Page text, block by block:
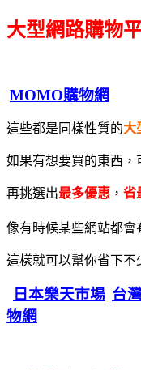
大型網路購物
MOMO購物網
這些都是同樣性質的大
如果有想要買的東西
再挑選出最多優惠 ， 省
像有時候某些網站都會
這樣就可以幫你省下不
日本樂天市場 台
物網